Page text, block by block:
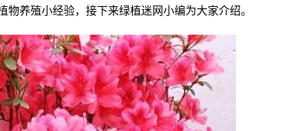
养殖小经验，接下来绿植迷网小编为大家介绍。